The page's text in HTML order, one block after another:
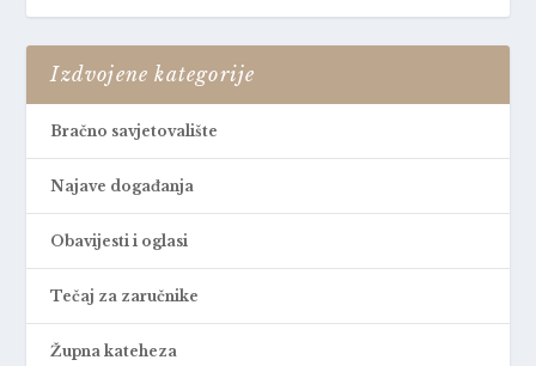
Izdvojene kategorije
Bračno savjetovalište
Najave događanja
Obavijesti i oglasi
Tečaj za zaručnike
Župna kateheza